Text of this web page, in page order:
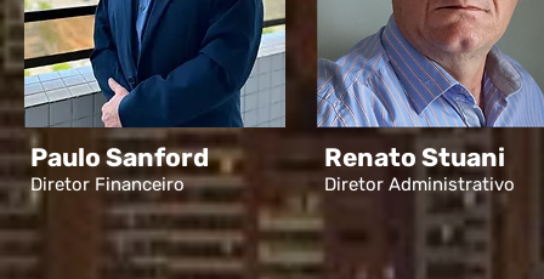
Paulo Sanford
Diretor Financeiro
Renato Stuani
Diretor Administrativo